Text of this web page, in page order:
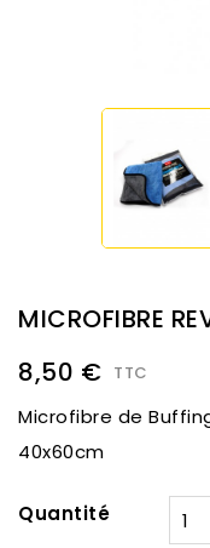
MICROFIBRE
8,50 € TTC
Microfibre de
40x60cm
Quantité